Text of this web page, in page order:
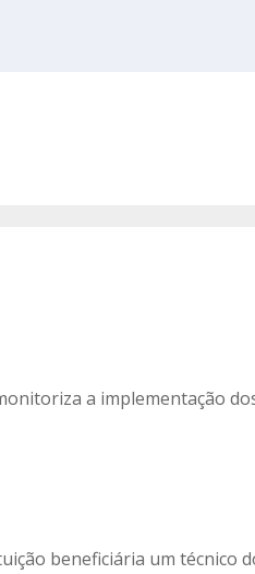
a implementação
beneficiária um técnico